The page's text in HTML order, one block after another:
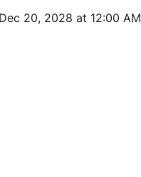
20, 2028 at 12:00 AM